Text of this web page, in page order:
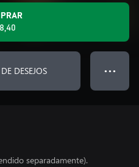
DESEJOS ● ● ●
separadamente).